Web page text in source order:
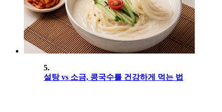
5.
설탕 vs 소금, 콩국수를 건강하게 먹는 법